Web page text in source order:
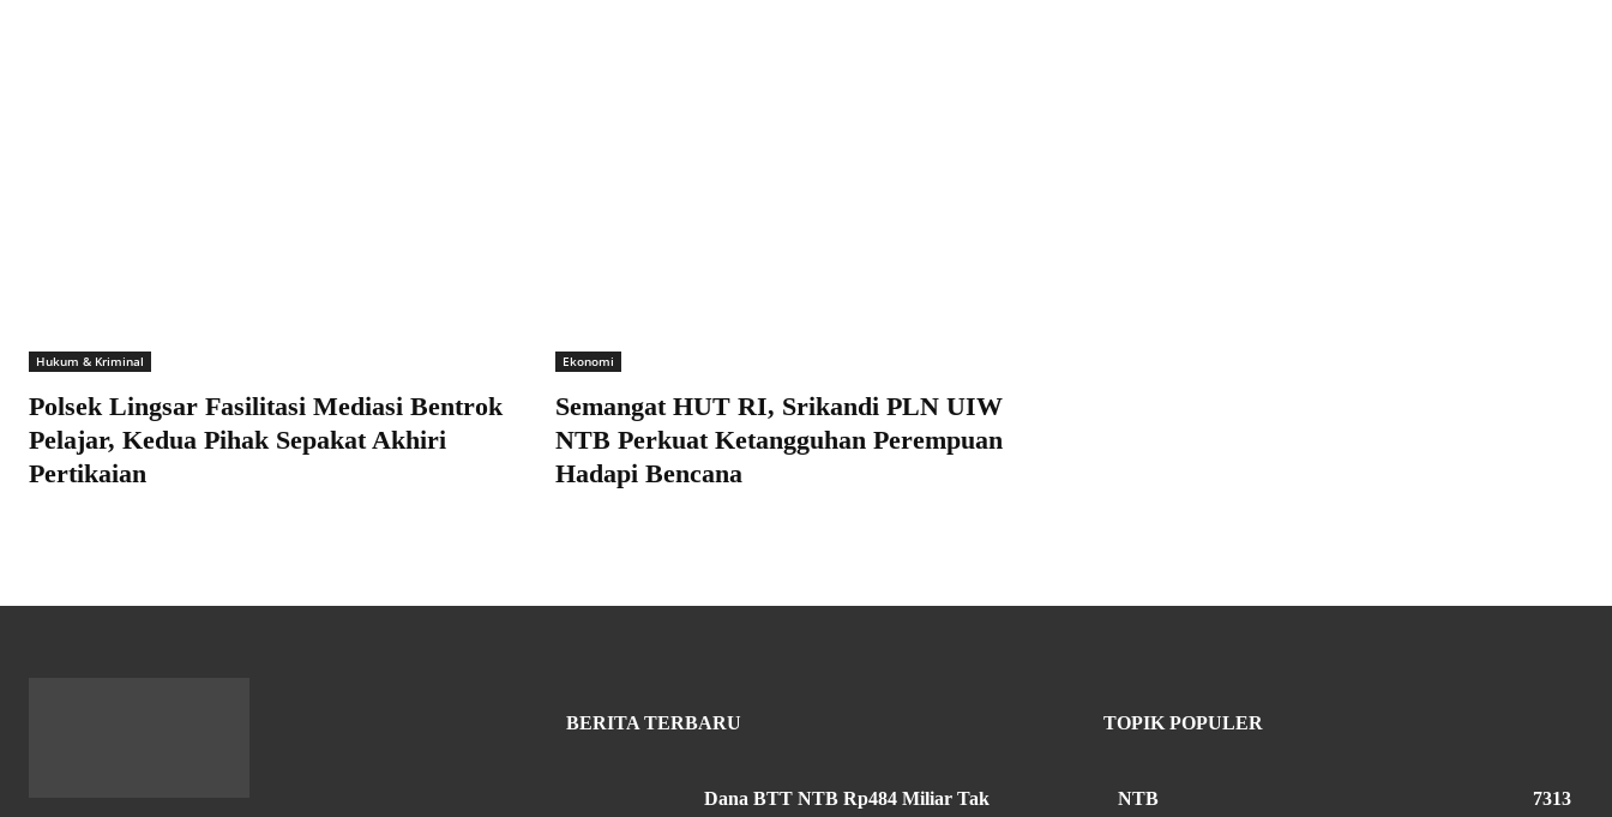
Hukum & Kriminal
Polsek Lingsar Fasilitasi Mediasi Bentrok
Pelajar, Kedua Pihak Sepakat Akhiri
Pertikaian
Ekonomi
Semangat HUT RI, Srikandi PLN UIW
NTB Perkuat Ketangguhan Perempuan
Hadapi Bencana
BERITA TERBARU
Dana BTT NTB Rp484 Miliar Tak
TOPIK POPULER
NTB 7313